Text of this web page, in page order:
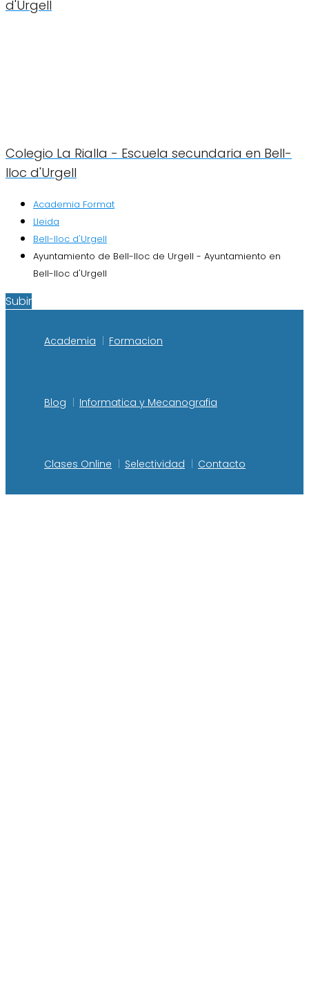
d'Urgell
Colegio La Rialla - Escuela secundaria en Bell-
lloc d'Urgell
Academia Format
Lleida
Bell-lloc d'Urgell
Ayuntamiento de Bell-lloc de Urgell - Ayuntamiento en
Bell-lloc d'Urgell
Subir
Academia Formacion
Blog Informatica y Mecanografia
Clases Online Selectividad Contacto